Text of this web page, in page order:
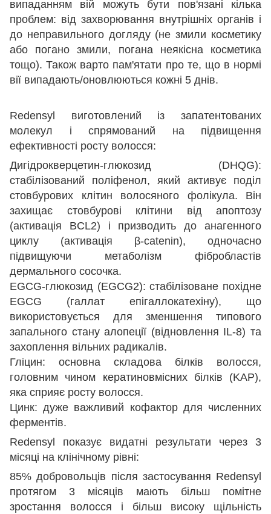
випаданням вій можуть бути пов'язані кілька
проблем: від захворювання внутрішніх органів і
до неправильного догляду (не змили косметику
або погано змили, погана неякісна косметика
тощо). Також варто пам'ятати про те, що в нормі
вії випадають/оновлюються кожні 5 днів.
Redensyl виготовлений із запатентованих
молекул і спрямований на підвищення
ефективності росту волосся:
Дигідрокверцетин-глюкозид (DHQG):
стабілізований поліфенол, який активує поділ
стовбурових клітин волосяного фолікула. Він
захищає стовбурові клітини від апоптозу
(активація BCL2) і призводить до анагенного
циклу (активація β-catenin), одночасно
підвищуючи метаболізм фібробластів
дермального сосочка.
EGCG-глюкозид (EGCG2): стабілізоване похідне
EGCG (галлат епігаллокатехіну), що
використовується для зменшення типового
запального стану алопеції (відновлення IL-8) та
захоплення вільних радикалів.
Гліцин: основна складова білків волосся,
головним чином кератиновмісних білків (KAP),
яка сприяє росту волосся.
Цинк: дуже важливий кофактор для численних
ферментів.
Redensyl показує видатні результати через 3
місяці на клінічному рівні:
85% добровольців після застосування Redensyl
протягом 3 місяців мають більш помітне
зростання волосся і більш високу щільність